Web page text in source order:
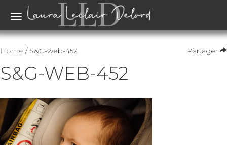
Toggle
Partager
Home / S&G-web-452
S&G-WEB-452